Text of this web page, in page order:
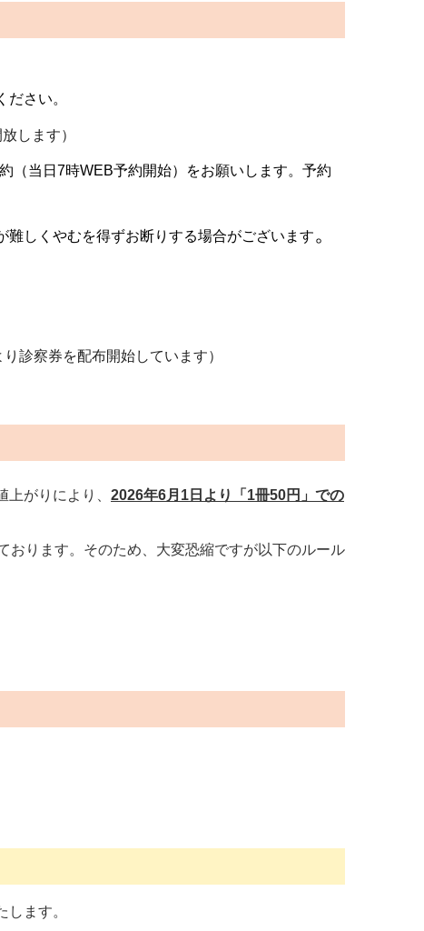
さい。
します）
（当日7時WEB予約開始）をお願いします。予約
難しくやむを得ずお断りする場合がございます。
診察券を配布開始しています）
がりにより、 2026年6月1日より「1冊50円」での
おります。そのため、大変恐縮ですが以下のルール
ます。